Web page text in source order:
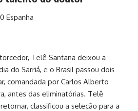
Espanha
Telê Santana deixou a
do Sarriá, e o Brasil passou dois
comandada por Carlos Alberto
antes das eliminatórias. Telê
classificou a seleção para a